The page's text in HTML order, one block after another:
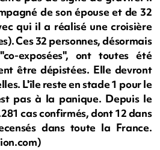
de son épouse et de 32
qui il a réalisé une croisière
Ces 32 personnes, désormais
exposées", ont toutes été
être dépistées. Elle devront
L'île reste en stade 1 pour le
pas à la panique. Depuis le
cas confirmés, dont 12 dans
dans toute la France.